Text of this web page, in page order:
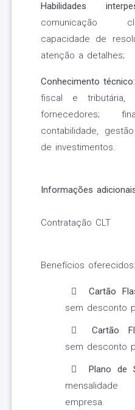
Habilidades
comunicação
capacidade de
atenção a detalhes;
Conhecimento técnico:
fiscal e tributária,
fornecedores;
contabilidade,
de investimentos.
Informações
Contratação CLT
Benefícios oferecidos:
Cartão
sem desconto
Cartão
sem desconto
Plano de
empresa.